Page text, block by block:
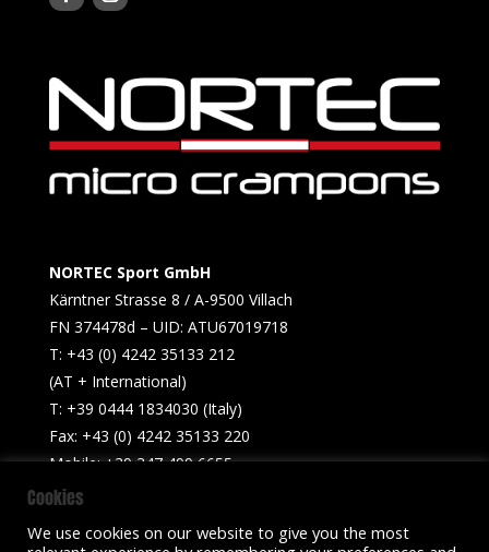
NORTEC Sport GmbH
Kärntner Strasse 8 / A-9500 Villach
FN 374478d – UID: ATU67019718
T: +43 (0) 4242 35133 212
(AT + International)
T: +39 0444 1834030 (Italy)
Fax: +43 (0) 4242 35133 220
Mobile: +39 347 499 6655​
info@nortecsport.com
Cookies
We use cookies on our website to give you the most